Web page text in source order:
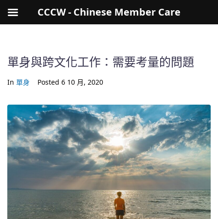
單身與跨文化工作：需要考量的問題
In 單身 Posted 6 10 月, 2020
CCCW - Chinese Member Care